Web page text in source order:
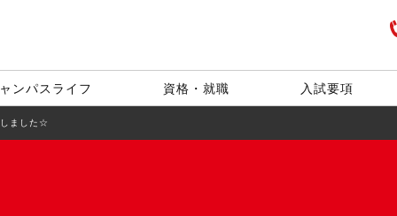
ンパスライフ 資格・就職 入試要項
ました☆